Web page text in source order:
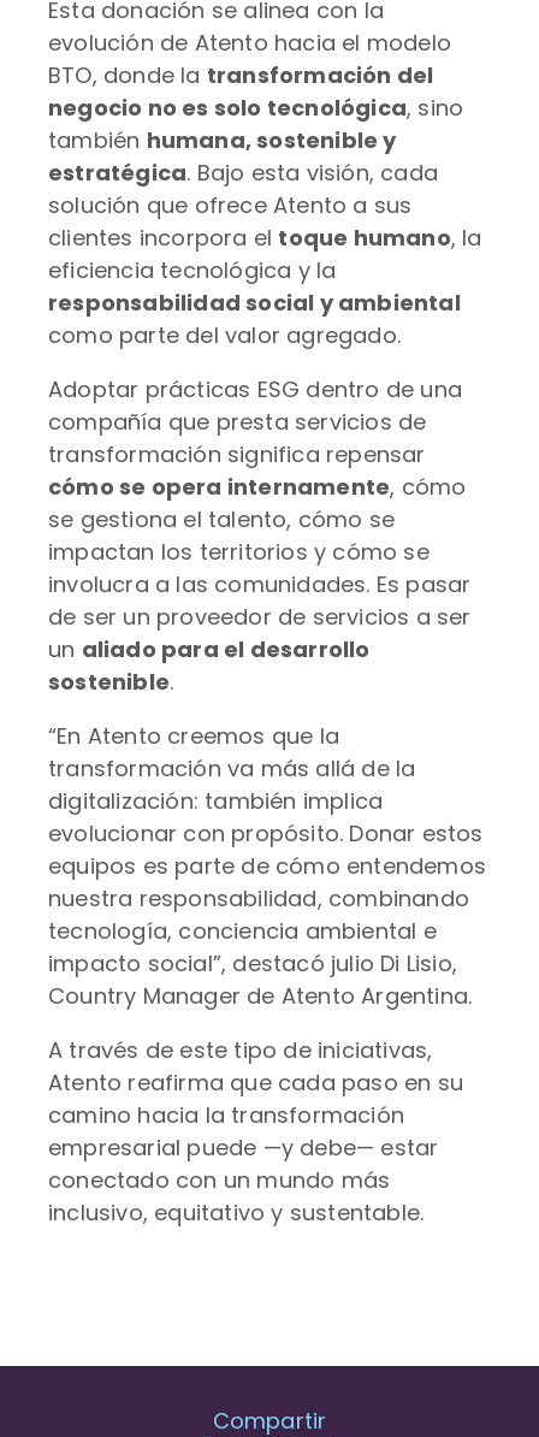
Esta donación se alinea con la
evolución de Atento hacia el modelo
BTO, donde la transformación del
negocio no es solo tecnológica, sino
también humana, sostenible y
estratégica. Bajo esta visión, cada
solución que ofrece Atento a sus
clientes incorpora el toque humano, la
eficiencia tecnológica y la
responsabilidad social y ambiental
como parte del valor agregado.
Adoptar prácticas ESG dentro de una
compañía que presta servicios de
transformación significa repensar
cómo se opera internamente, cómo
se gestiona el talento, cómo se
impactan los territorios y cómo se
involucra a las comunidades. Es pasar
de ser un proveedor de servicios a ser
un aliado para el desarrollo
sostenible.
“En Atento creemos que la
transformación va más allá de la
digitalización: también implica
evolucionar con propósito. Donar estos
equipos es parte de cómo entendemos
nuestra responsabilidad, combinando
tecnología, conciencia ambiental e
impacto social”, destacó julio Di Lisio,
Country Manager de Atento Argentina.
A través de este tipo de iniciativas,
Atento reafirma que cada paso en su
camino hacia la transformación
empresarial puede —y debe— estar
conectado con un mundo más
inclusivo, equitativo y sustentable.
Compartir